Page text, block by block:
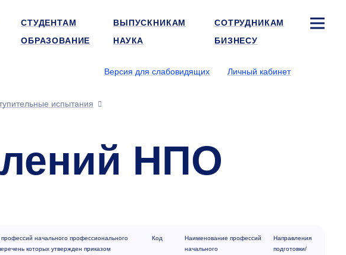
СТУДЕНТАМ ВЫПУСКНИКАМ
СОТРУДНИКАМ
ОБРАЗОВАНИЕ НАУКА БИЗНЕСУ
Версия для слабовидящих Личный кабинет
испытания
НПО
начального профессионального
которых утвержден приказом
Код
Наименование профессий
начального
Направления
подготовки/